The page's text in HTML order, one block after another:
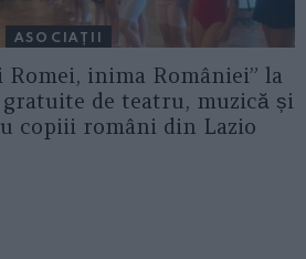
ASOCIAŢII
inima României” la
de teatru, muzică și
copiii români din Lazio